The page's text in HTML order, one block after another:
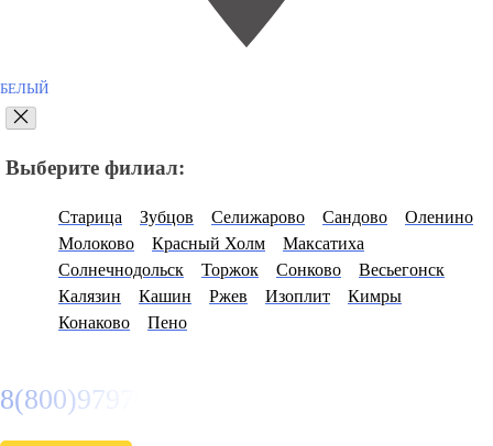
БЕЛЫЙ
Выберите филиал:
Старица Зубцов Селижарово Сандово
Оленино
Молоково
Красный Холм
Максатиха
Солнечнодольск
Торжок Сонково
Весьегонск
Калязин
Кашин Ржев Изоплит
Кимры
Конаково
Пено
8(800)9797043